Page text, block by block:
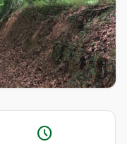
schedule